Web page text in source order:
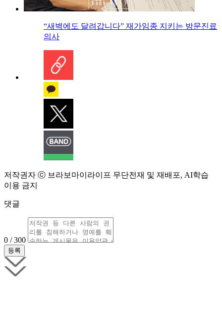
“새벽에도 달려갑니다” 재가임종 지키는 방문진료
의사
저작권자 ⓒ 브라보마이라이프 무단전재 및 재배포, AI학습
이용 금지
댓글
0 / 300